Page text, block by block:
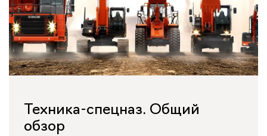
Техника-спецназ. Общий
обзор